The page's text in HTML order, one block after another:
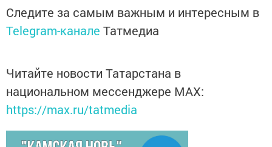
Следите за самым важным и интересным в
Telegram-канале Татмедиа
Читайте новости Татарстана в
национальном мессенджере MАХ:
https://max.ru/tatmedia